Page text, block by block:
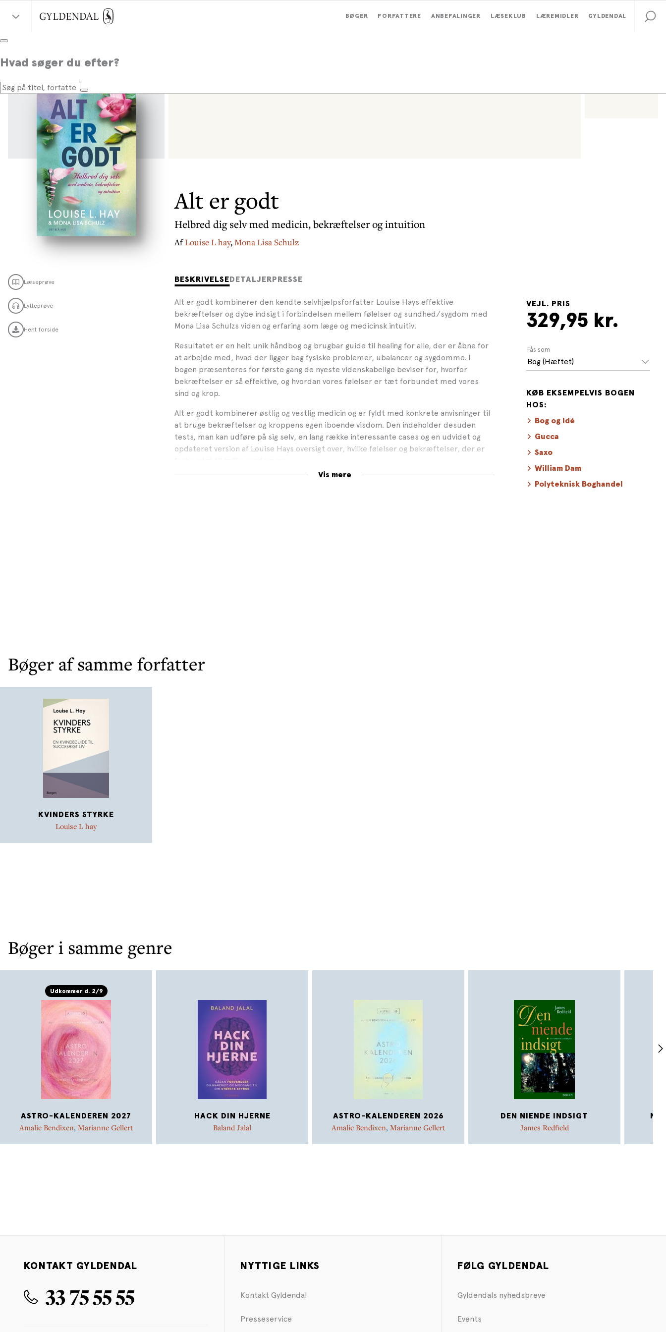
BØGER FORFATTERE ANBEFALINGER LÆSEKLUB LÆREMIDLER GYLDENDAL
Hvad søger du efter?
Alt er godt
Helbred dig selv med medicin, bekræftelser og intuition
AfLouise L hay,Mona Lisa Schulz
Læseprøve
Lytteprøve
Hent forside
BESKRIVELSE DETALJER PRESSE
Alt er godt kombinerer den kendte selvhjælpsforfatter Louise Hays effektive
bekræftelser og dybe indsigt i forbindelsen mellem følelser og sundhed/sygdom med
Mona Lisa Schulzs viden og erfaring som læge og medicinsk intuitiv.
Resultatet er en helt unik håndbog og brugbar guide til healing for alle, der er åbne for
at arbejde med, hvad der ligger bag fysiske problemer, ubalancer og sygdomme. I
bogen præsenteres for første gang de nyeste videnskabelige beviser for, hvorfor
bekræftelser er så effektive, og hvordan vores følelser er tæt forbundet med vores
sind og krop.
Alt er godt kombinerer østlig og vestlig medicin og er fyldt med konkrete anvisninger til
at bruge bekræftelser og kroppens egen iboende visdom. Den indeholder desuden
tests, man kan udføre på sig selv, en lang række interessante cases og en udvidet og
opdateret version af Louise Hays oversigt over, hvilke følelser og bekræftelser, der er
Bogen kan både læses fra ende til anden eller bruges som opslagsværk, hvad enten man
Vis mere
VEJL. PRIS
329,95 kr.
Fås som
Bog (Hæftet)
KØB EKSEMPELVIS BOGEN
HOS:
Bog og Idé
Gucca
Saxo
William Dam
Polyteknisk Boghandel
Bøger af samme forfatter
KVINDERS STYRKE
Louise L hay
Bøger i samme genre
Udkommer d. 2/9
ASTRO-KALENDEREN 2027
Amalie Bendixen, Marianne Gellert
HACK DIN HJERNE
Baland Jalal
ASTRO-KALENDEREN 2026
Amalie Bendixen, Marianne Gellert
DEN NIENDE INDSIGT
James Redfield
KONTAKT GYLDENDAL
33 75 55 55
NYTTIGE LINKS
Kontakt Gyldendal
Presseservice
FØLG GYLDENDAL
Gyldendals nyhedsbreve
Events